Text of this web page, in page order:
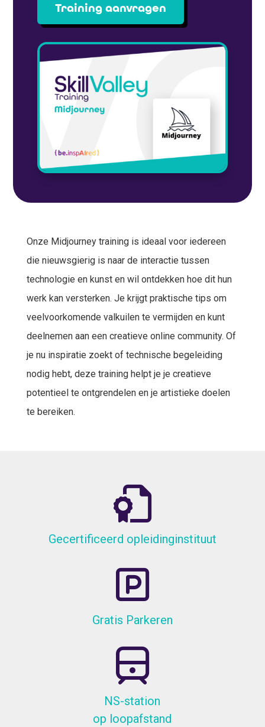
Training aanvragen
Onze Midjourney training is ideaal voor iedereen
die nieuwsgierig is naar de interactie tussen
technologie en kunst en wil ontdekken hoe dit hun
werk kan versterken. Je krijgt praktische tips om
veelvoorkomende valkuilen te vermijden en kunt
deelnemen aan een creatieve online community. Of
je nu inspiratie zoekt of technische begeleiding
nodig hebt, deze training helpt je je creatieve
potentieel te ontgrendelen en je artistieke doelen
te bereiken.
Gecertificeerd opleidinginstituut
Gratis Parkeren
NS-station
op loopafstand